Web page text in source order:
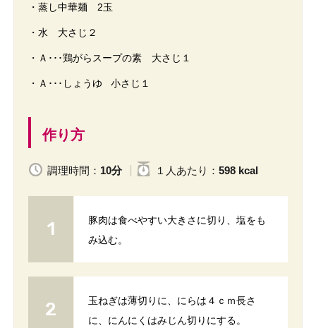
・蒸し中華麺 2玉
・水 大さじ２
・Ａ･･･鶏がらスープの素 大さじ１
・Ａ･･･しょうゆ 小さじ１
作り方
調理時間： 10分 １人 あたり ： 598 kcal
豚肉は食べやすい大きさに切り、塩をも
み込む。
玉ねぎは薄切りに、にらは４ｃｍ長さ
に、にんにくはみじん切りにする。